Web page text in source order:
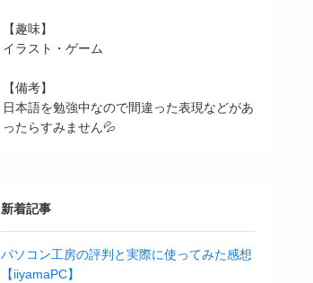
【趣味】
イラスト・ゲーム
【備考】
日本語を勉強中なので間違った表現などがあ
ったらすみません💦
新着記事
パソコン工房の評判と実際に使ってみた感想
【iiyamaPC】